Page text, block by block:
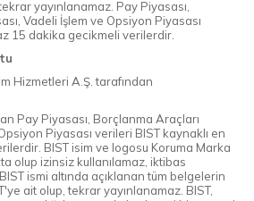
yayınlanamaz. Pay Piyasası,
Vadeli İşlem ve Opsiyon Piyasası
15 dakika gecikmeli verilerdir.
Hizmetleri A.Ş. tarafından
Pay Piyasası, Borçlanma Araçları
Piyasası verileri BIST kaynaklı en
BIST isim ve logosu Koruma Marka
olup izinsiz kullanılamaz, iktibas
ismi altında açıklanan tüm belgelerin
ait olup, tekrar yayınlanamaz. BIST,